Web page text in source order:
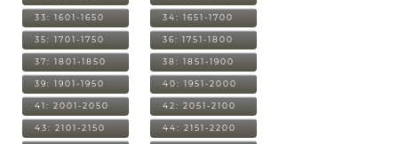
33: 1601-1650 34: 1651-1700
35: 1701-1750 36: 1751-1800
37: 1801-1850 38: 1851-1900
39: 1901-1950 40: 1951-2000
41: 2001-2050 42: 2051-2100
43: 2101-2150 44: 2151-2200